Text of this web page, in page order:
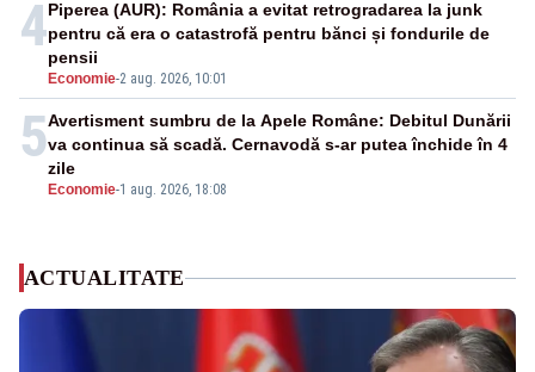
4
Economie-2 aug. 2026, 10:01
Piperea (AUR): România a evitat retrogradarea la junk
pentru că era o catastrofă pentru bănci și fondurile de
pensii
5
Economie-1 aug. 2026, 18:08
Avertisment sumbru de la Apele Române: Debitul Dunării
va continua să scadă. Cernavodă s-ar putea închide în 4
zile
ACTUALITATE